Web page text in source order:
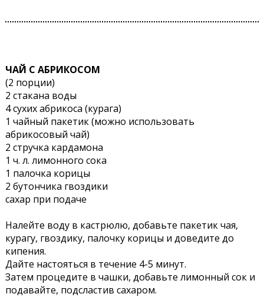
ЧАЙ С АБРИКОСОМ
(2 порции)
2 стакана воды
4 сухих абрикоса (курага)
1 чайный пакетик (можно использовать
абрикосовый чай)
2 стручка кардамона
1 ч. л. лимонного сока
1 палочка корицы
2 бутончика гвоздики
сахар при подаче
Налейте воду в кастрюлю, добавьте пакетик чая,
курагу, гвоздику, палочку корицы и доведите до
кипения.
Дайте настояться в течение 4-5 минут.
Затем процедите в чашки, добавьте лимонный сок и
подавайте, подсластив сахаром.